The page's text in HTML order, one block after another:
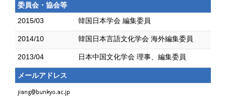
委員会・協会等
2015/03
韓国日本学会 編集委員
2014/10 韓国日本言語文化学会 海外編集委員
2013/04 日本中国文化学会 理事、編集委員
メールアドレス